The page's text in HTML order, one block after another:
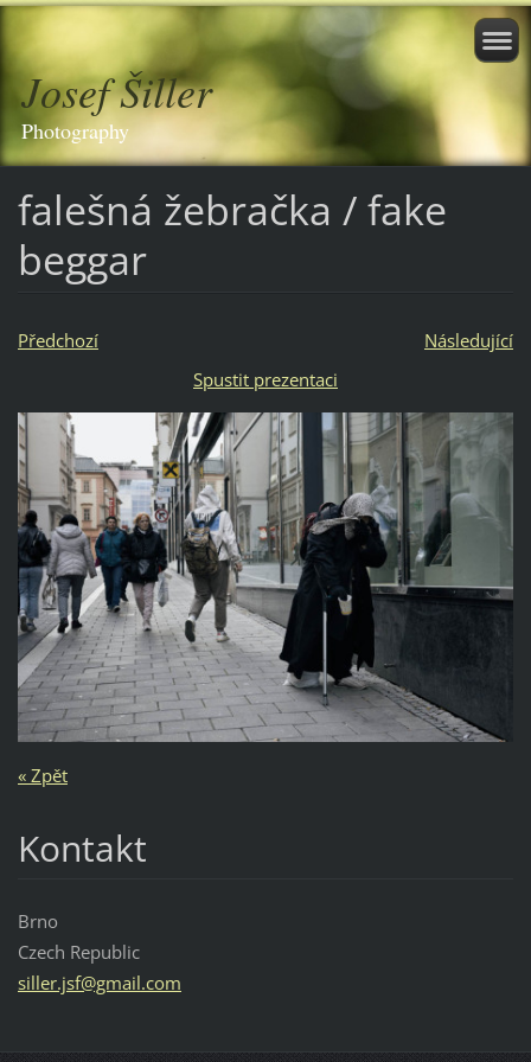
Josef Šiller
Photography
falešná žebračka / fake
beggar
Předchozí
Následující
Spustit prezentaci
« Zpět
Kontakt
Brno
Czech Republic
siller.jsf@gmail.com